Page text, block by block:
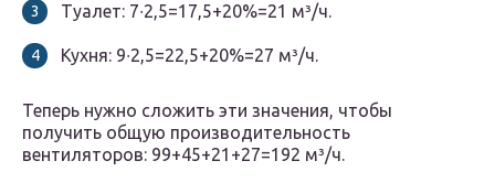
Туалет: 7∙2,5=17,5+20%=21 м³/ч.
Кухня: 9∙2,5=22,5+20%=27 м³/ч.
Теперь нужно сложить эти значения, чтобы
получить общую производительность
вентиляторов: 99+45+21+27=192 м³/ч.